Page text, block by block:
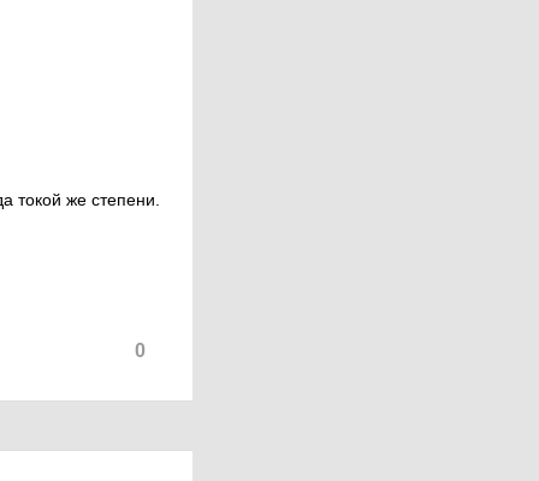
токой же степени.
0